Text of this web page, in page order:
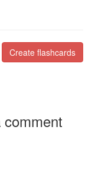
Create flashcards